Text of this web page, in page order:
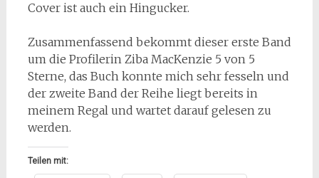
Cover ist auch ein Hingucker.
Zusammenfassend bekommt dieser erste Band
um die Profilerin Ziba MacKenzie 5 von 5
Sterne, das Buch konnte mich sehr fesseln und
der zweite Band der Reihe liegt bereits in
meinem Regal und wartet darauf gelesen zu
werden.
Teilen mit: